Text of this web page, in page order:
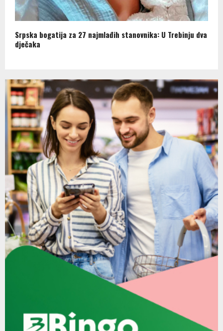
Srpska bogatija za 27 najmlađih stanovnika: U Trebinju dva
dječaka